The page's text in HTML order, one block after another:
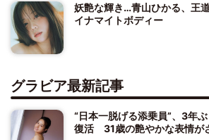
妖艶な輝き…青山ひかる、王
イナマイトボディー
グラビア最新記事
“日本一脱げる添乗員”、3年
復活 31歳の艶やかな表情が